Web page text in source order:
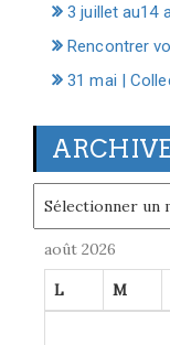
3 juillet au14
Rencontrer
31 mai |
août 2026
L M